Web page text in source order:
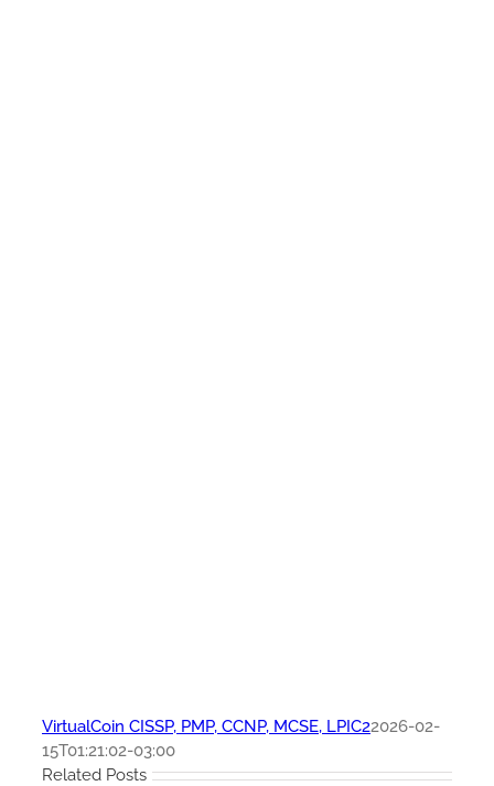
VirtualCoin CISSP, PMP, CCNP, MCSE, LPIC22026-02-
15T01:21:02-03:00
Related Posts